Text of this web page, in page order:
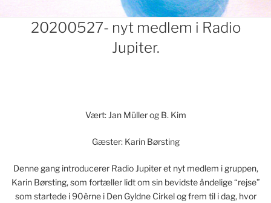
20200527- nyt medlem i Radio
Jupiter.
Vært: Jan Müller og B. Kim
Gæster: Karin Børsting
Denne gang introducerer Radio Jupiter et nyt medlem i gruppen,
Karin Børsting, som fortæller lidt om sin bevidste åndelige “rejse”
som startede i 90èrne i Den Gyldne Cirkel og frem til i dag, hvor
Indlægsnavigation